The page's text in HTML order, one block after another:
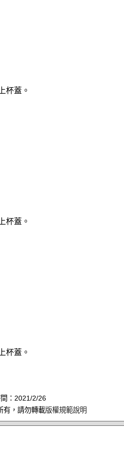
杯蓋。
杯蓋。
杯蓋。
間：2021/2/26
有，請勿轉載版權規範說明